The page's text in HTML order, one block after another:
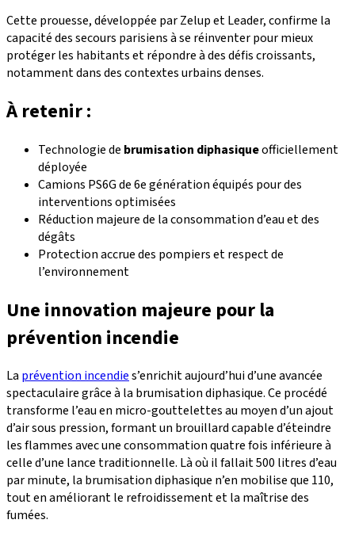
Cette prouesse, développée par Zelup et Leader, confirme la
capacité des secours parisiens à se réinventer pour mieux
protéger les habitants et répondre à des défis croissants,
notamment dans des contextes urbains denses.
À retenir :
Technologie de brumisation diphasiqueofficiellement
déployée
Camions PS6G de 6e génération équipés pour des
interventions optimisées
Réduction majeure de la consommation d’eau et des
dégâts
Protection accrue des pompiers et respect de
l’environnement
Une innovation majeure pour la
prévention incendie
La prévention incendies’enrichit aujourd’hui d’une avancée
spectaculaire grâce à la brumisation diphasique. Ce procédé
transforme l’eau en micro-gouttelettes au moyen d’un ajout
d’air sous pression, formant un brouillard capable d’éteindre
les flammes avec une consommation quatre fois inférieure à
celle d’une lance traditionnelle. Là où il fallait 500 litres d’eau
par minute, la brumisation diphasique n’en mobilise que 110,
tout en améliorant le refroidissement et la maîtrise des
fumées.